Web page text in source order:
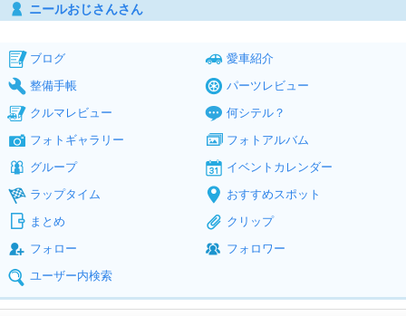
ニールおじさんさん
ブログ
愛車紹介
整備手帳
パーツレビュー
クルマレビュー
何シテル？
フォトギャラリー
フォトアルバム
グループ
イベントカレンダー
ラップタイム
おすすめスポット
まとめ
クリップ
フォロー
フォロワー
ユーザー内検索